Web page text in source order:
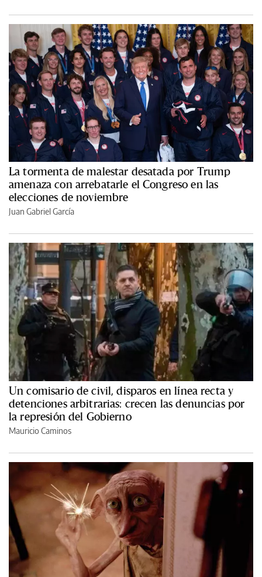
La tormenta de malestar desatada por Trump
amenaza con arrebatarle el Congreso en las
elecciones de noviembre
Juan Gabriel García
Un comisario de civil, disparos en línea recta y
detenciones arbitrarias: crecen las denuncias por
la represión del Gobierno
Mauricio Caminos